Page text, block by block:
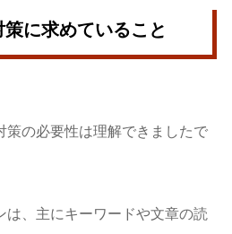
策に求めていること
策の必要性は理解できましたで
は、主にキーワードや文章の読